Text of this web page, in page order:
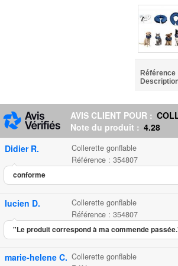
Référence
AVIS CLIENT POUR :
Note du produit : 4.28
Didier R.
Collerette gonflable
Référence : 354807
conforme
lucien D.
Collerette gonflable
Référence : 354807
"Le produit correspond à ma commende
marie-helene C. Collerette gonflable